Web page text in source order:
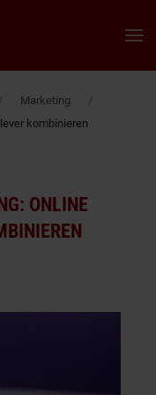
Marketing
kombinieren
ONLINE